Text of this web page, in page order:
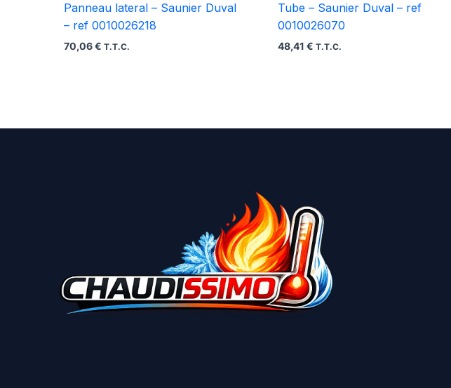
Panneau lateral – Saunier Duval
– ref 0010026218
70,06€ T.T.C.
Tube – Saunier Duval – ref
0010026070
48,41€ T.T.C.